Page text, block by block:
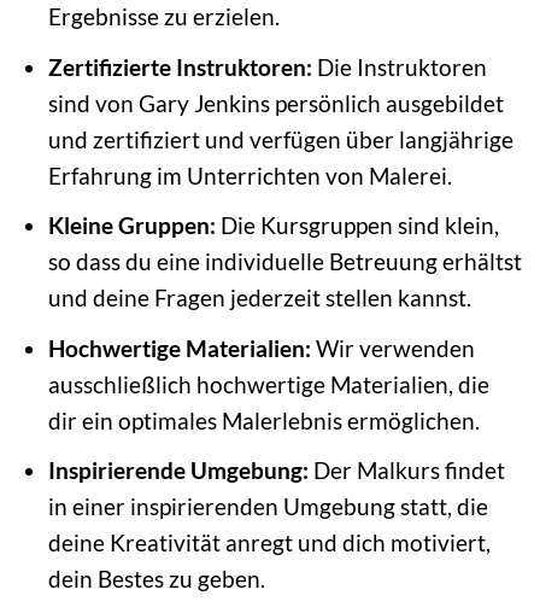
Ergebnisse zu erzielen.
Zertifizierte Instruktoren: Die Instruktoren
sind von Gary Jenkins persönlich ausgebildet
und zertifiziert und verfügen über langjährige
Erfahrung im Unterrichten von Malerei.
Kleine Gruppen: Die Kursgruppen sind klein,
so dass du eine individuelle Betreuung erhältst
und deine Fragen jederzeit stellen kannst.
Hochwertige Materialien: Wir verwenden
ausschließlich hochwertige Materialien, die
dir ein optimales Malerlebnis ermöglichen.
Inspirierende Umgebung: Der Malkurs findet
in einer inspirierenden Umgebung statt, die
deine Kreativität anregt und dich motiviert,
dein Bestes zu geben.